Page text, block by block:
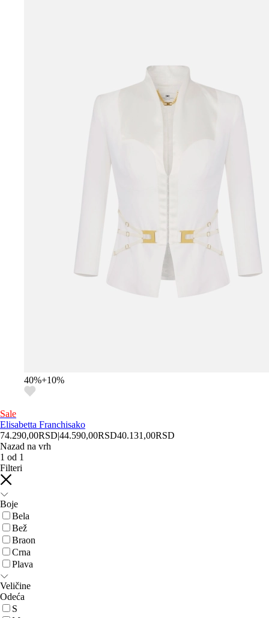
40%+10%
Sale
Elisabetta Franchisako
74.290,00RSD|44.590,00RSD40.131,00RSD
Nazad na vrh
1 od 1
Filteri
Boje
Bela
Bež
Braon
Crna
Plava
Veličine
Odeća
S